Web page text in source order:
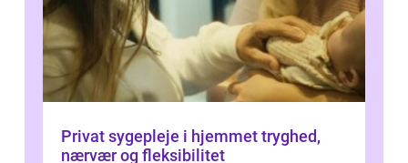
Privat sygepleje i hjemmet tryghed,
nærvær og fleksibilitet